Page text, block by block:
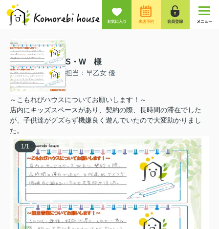
お気に入り 来店予約 会員登録 メニュー
S・W 様
担当：早乙女 優
～こもれびハウスについてお願いします！～
店内にキッズスペースがあり、契約の際、長時間の滞在でした
が、子供達がグズらず機嫌良く遊んでいたので大変助かりまし
た。
1 /1